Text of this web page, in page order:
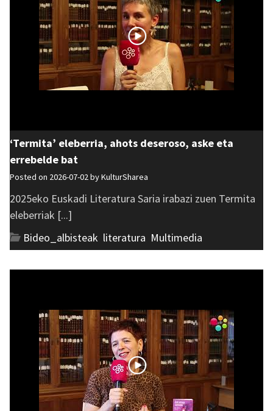
‘Termita’ eleberria, ahots deseroso, aske eta
errebelde bat
Posted on 2026-07-02 byKulturSharea
2025eko Euskadi Literatura Saria irabazi zuen Termita
eleberriak [...]
Bideo_albisteak literatura Multimedia